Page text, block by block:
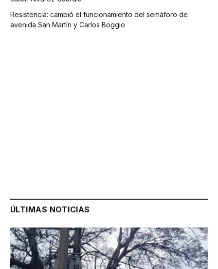
Resistencia: cambió el funcionamiento del semáforo de
avenida San Martín y Carlos Boggio
ÚLTIMAS NOTICIAS